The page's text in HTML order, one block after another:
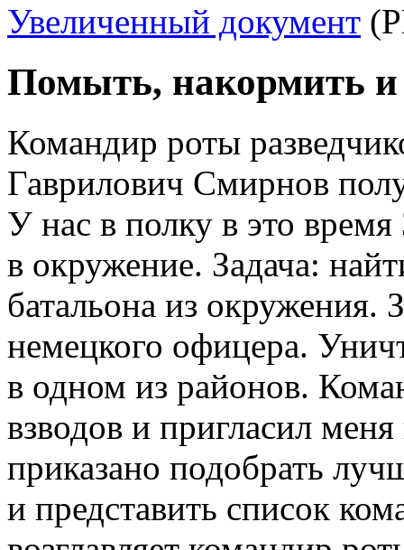
Увеличенный документ
Помыть, накормить и
Командир роты
Гаврилович Смирнов
У нас в полку в это время
в окружение. Задача:
батальона из окружения.
немецкого офицера.
в одном из районов.
взводов и пригласил
приказано подобрать
и представить список